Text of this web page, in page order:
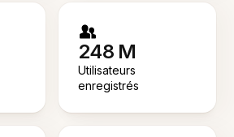
248 M
Utilisateurs
enregistrés